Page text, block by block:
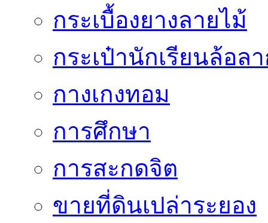
กระเบื้องยางลายไม้
กระเป๋านักเรียนล้อล
กางเกงทอม
การศึกษา
การสะกดจิต
ขายที่ดินเปล่าระยอง